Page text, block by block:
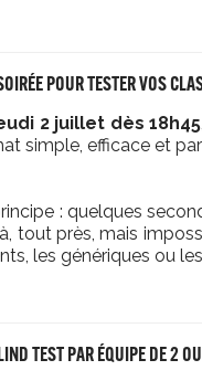
POUR TESTER VOS
2 juillet dès 18h45
simple, efficace et
: quelques
tout près, mais
les génériques ou
TEST PAR ÉQUIPE DE 2